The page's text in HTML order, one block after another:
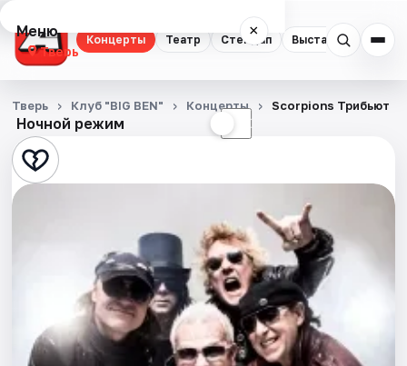
Концерты Театр Стендап Выставки
Меню ×
Тверь
Концерты
Театр
Стендап
Экскурсии
Спорт
Ночной режим ☾
Тверь Клуб "BIG BEN" Концерты Scorpions Трибьют